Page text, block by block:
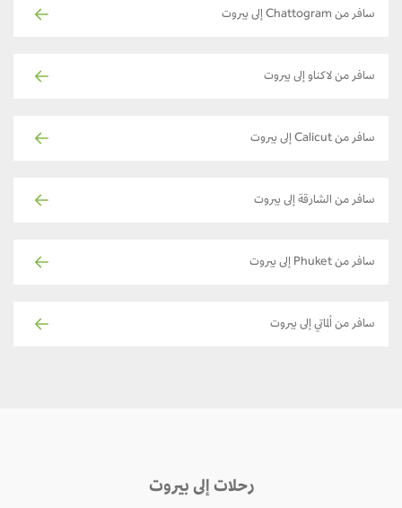
سافر من Chattogram إلى بيروت
سافر من لاكناو إلى بيروت
سافر من Calicut إلى بيروت
سافر من الشارقة إلى بيروت
سافر من Phuket إلى بيروت
سافر من ألماتي إلى بيروت
رحلات إلى بيروت